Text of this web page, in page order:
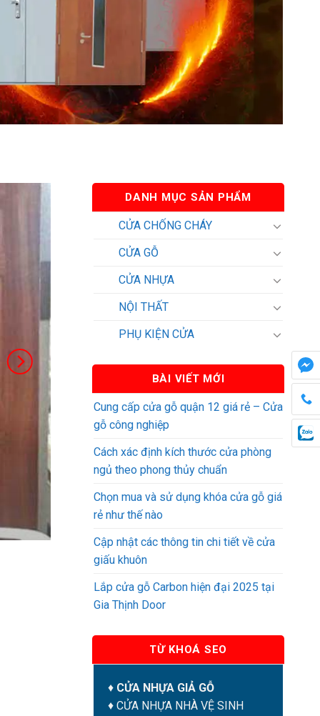
DANH MỤC SẢN PHẨM
CỬA CHỐNG CHÁY
CỬA GỖ
CỬA NHỰA
NỘI THẤT
PHỤ KIỆN CỬA
BÀI VIẾT MỚI
Cung cấp cửa gỗ quận 12 giá rẻ – Cửa
gỗ công nghiệp
Cách xác định kích thước cửa phòng
ngủ theo phong thủy chuẩn
Chọn mua và sử dụng khóa cửa gỗ giá
rẻ như thế nào
Cập nhật các thông tin chi tiết về cửa
giấu khuôn
Lắp cửa gỗ Carbon hiện đại 2025 tại
Gia Thịnh Door
TỪ KHOÁ SEO
♦ CỬA NHỰA GIẢ GỖ
♦ CỬA NHỰA NHÀ VỆ SINH